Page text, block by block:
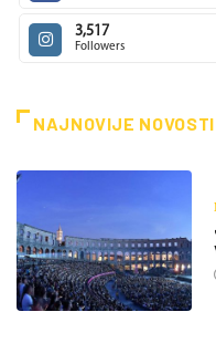
3,517
Followers
NAJNOVIJE NOVOSTI